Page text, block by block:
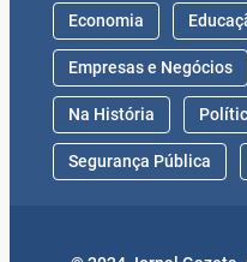
Economia
Empresas e Negócios
Na História
Segurança Pública